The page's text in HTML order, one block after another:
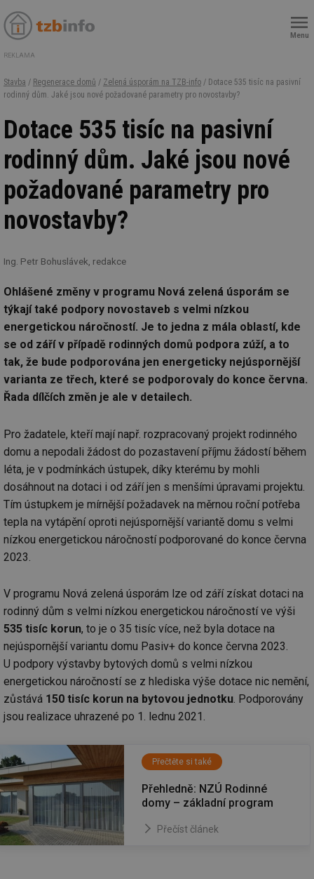
Menu
REKLAMA
Stavba / Regenerace domů / Zelená úsporám na TZB-info / Dotace 535 tisíc na pasivní
rodinný dům. Jaké jsou nové požadované parametry pro novostavby?
Dotace 535 tisíc na pasivní
rodinný dům. Jaké jsou nové
požadované parametry pro
novostavby?
Ing. Petr Bohuslávek, redakce
Ohlášené změny v programu Nová zelená úsporám se
týkají také podpory novostaveb s velmi nízkou
energetickou náročností. Je to jedna z mála oblastí, kde
se od září v případě rodinných domů podpora zúží, a to
tak, že bude podporována jen energeticky nejúspornější
varianta ze třech, které se podporovaly do konce června.
Řada dílčích změn je ale v detailech.
Pro žadatele, kteří mají např. rozpracovaný projekt rodinného
domu a nepodali žádost do pozastavení příjmu žádostí během
léta, je v podmínkách ústupek, díky kterému by mohli
dosáhnout na dotaci i od září jen s menšími úpravami projektu.
Tím ústupkem je mírnější požadavek na měrnou roční potřeba
tepla na vytápění oproti nejúspornější variantě domu s velmi
nízkou energetickou náročností podporované do konce června
2023.
V programu Nová zelená úsporám lze od září získat dotaci na
rodinný dům s velmi nízkou energetickou náročností ve výši
535 tisíc korun, to je o 35 tisíc více, než byla dotace na
nejúspornější variantu domu Pasiv+ do konce června 2023.
U podpory výstavby bytových domů s velmi nízkou
energetickou náročností se z hlediska výše dotace nic nemění,
zůstává 150 tisíc korun na bytovou jednotku. Podporovány
jsou realizace uhrazené po 1. lednu 2021.
Přečtěte si také
Přehledně: NZÚ Rodinné
domy – základní program
Přečíst článek